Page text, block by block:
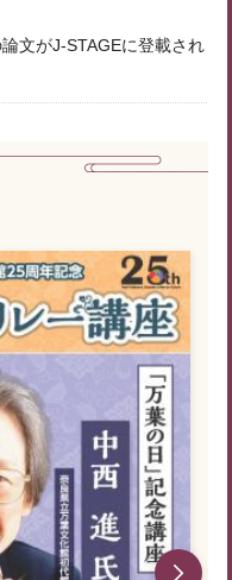
文がJ-STAGEに登載され